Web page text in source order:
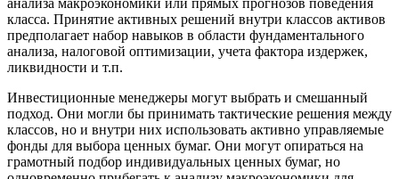
анализа макроэкономики или прямых прогнозов поведения
класса. Принятие активных решений внутри классов активов
предполагает набор навыков в области фундаментального
анализа, налоговой оптимизации, учета фактора издержек,
ликвидности и т.п.
Инвестиционные менеджеры могут выбрать и смешанный
подход. Они могли бы принимать тактические решения между
классов, но и внутри них использовать активно управляемые
фонды для выбора ценных бумаг. Они могут опираться на
грамотный подбор индивидуальных ценных бумаг, но